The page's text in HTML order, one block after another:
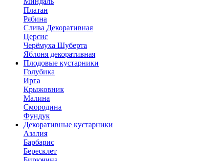
Платан
Рябина
Слива Декоративная
Церсис
Черёмуха Шуберта
Яблоня декоративная
Плодовые кустарники
Голубика
Ирга
Крыжовник
Малина
Смородина
Фундук
Декоративные кустарники
Азалия
Барбарис
Бересклет